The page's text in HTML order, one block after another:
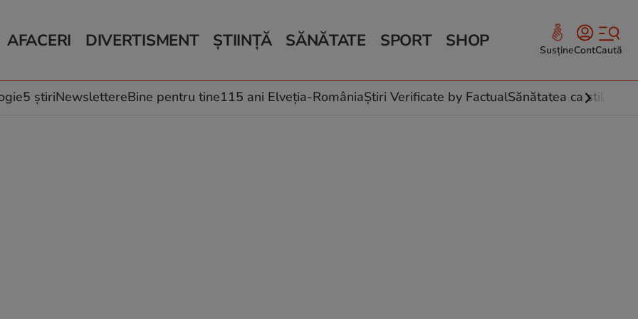
AFACERI
Auto
Locuri de muncă
DIVERTISMENT
Horoscop
Muzică și Filme
ȘTIINȚĂ
Schimbări climatice
SĂNĂTATE
Relații
Rețete culinare
SPORT SHOP SusțineContCaută
5 știriNewslettereBine pentru tine115 ani Elveția-RomâniaȘtiri Verificate by FactualSănătatea ca stil de